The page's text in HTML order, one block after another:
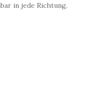
in jede Richtung.